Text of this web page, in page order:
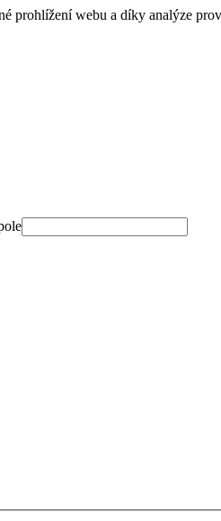
prohlížení webu a díky analýze